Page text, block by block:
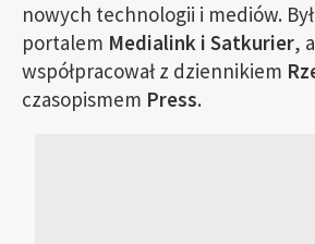
nowych technologii i mediów.
portalem Medialink i Satkurier,
współpracował z dziennikiem
czasopismem Press.